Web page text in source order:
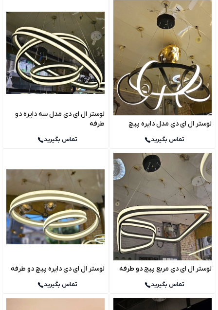
لوستر ال ای دی مدل دایره پیچ
تماس بگیرید
لوستر ال ای دی مدل سه دایره دو
طرفه
تماس بگیرید
لوستر ال ای دی مربع پیج دو طرفه
تماس بگیرید
لوستر ال ای دی دایره پیچ دو طرفه
تماس بگیرید